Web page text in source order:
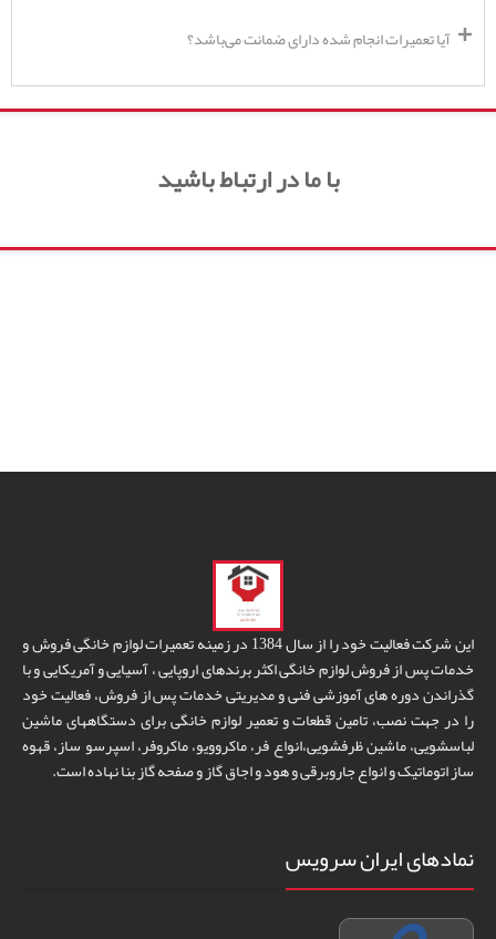
آیا تعمیرات انجام شده دارای ضمانت می‌باشد؟
با ما در ارتباط باشید
این شرکت فعالیت خود را از سال 1384 در زمینه تعمیرات لوازم خانگی فروش و
خدمات پس از فروش لوازم خانگی اکثر برندهای اروپایی ، آسیایی و آمریکایی و با
گذراندن دوره های آموزشی فنی و مدیریتی خدمات پس از فروش، فعالیت خود
را در جهت نصب، تامین قطعات و تعمیر لوازم خانگی برای دستگاههای ماشین
لباسشویی، ماشین ظرفشویی،انواع فر، ماکروویو، ماکروفر، اسپرسو ساز، قهوه
ساز اتوماتیک و انواع جاروبرقی و هود و اجاق گاز و صفحه گاز بنا نهاده است.
نمادهای ایران سرویس